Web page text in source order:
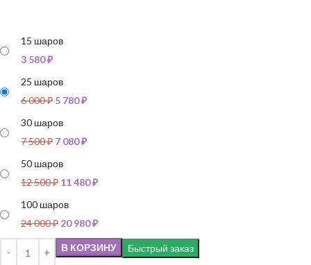
15 шаров
3 580₽
25 шаров
6 000₽ 5 780₽
30 шаров
7 500₽ 7 080₽
50 шаров
12 500₽ 11 480₽
100 шаров
24 000₽ 20 980₽
В КОРЗИНУ Быстрый заказ